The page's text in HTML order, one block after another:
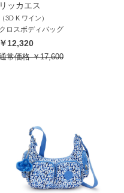
リッカエス
（3D K ワイン）
クロスボディバッグ
￥12,320
常価格￥17,600